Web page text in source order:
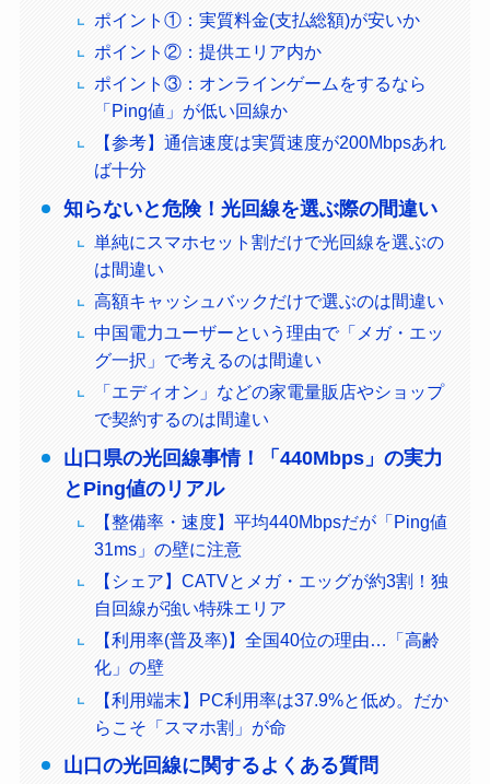
ポイント①：実質料金(支払総額)が安いか
ポイント②：提供エリア内か
ポイント③：オンラインゲームをするなら
「Ping値」が低い回線か
【参考】通信速度は実質速度が200Mbpsあれ
ば十分
知らないと危険！光回線を選ぶ際の間違い
単純にスマホセット割だけで光回線を選ぶの
は間違い
高額キャッシュバックだけで選ぶのは間違い
中国電力ユーザーという理由で「メガ・エッ
グ一択」で考えるのは間違い
「エディオン」などの家電量販店やショップ
で契約するのは間違い
山口県の光回線事情！「440Mbps」の実力
とPing値のリアル
【整備率・速度】平均440Mbpsだが「Ping値
31ms」の壁に注意
【シェア】CATVとメガ・エッグが約3割！独
自回線が強い特殊エリア
【利用率(普及率)】全国40位の理由…「高齢
化」の壁
【利用端末】PC利用率は37.9%と低め。だか
らこそ「スマホ割」が命
山口の光回線に関するよくある質問